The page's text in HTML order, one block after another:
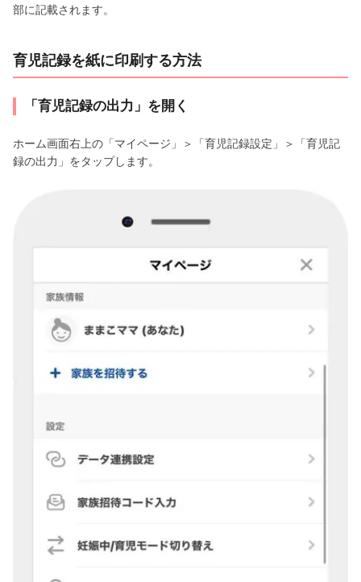
部に記載されます。
育児記録を紙に印刷する方法
「育児記録の出力」を開く
ホーム画面右上の「マイページ」＞「育児記録設定」＞「育児記
録の出力」をタップします。